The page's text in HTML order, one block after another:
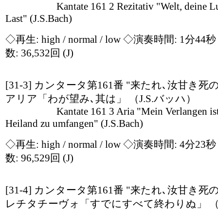
Kantate 161 2 Rezitativ "Welt, deine
Last" (J.S.Bach)
◇再生: high / normal / low ◇演奏時間: 1分44
数: 36,532回 (J)
[31-3] カンタータ第161番 "来たれ､汝甘き
アリア「わが望み､其は」 （J.S.バッハ）
Kantate 161 3 Aria "Mein Verlangen ist
Heiland zu umfangen" (J.S.Bach)
◇再生: high / normal / low ◇演奏時間: 4分23
数: 96,529回 (J)
[31-4] カンタータ第161番 "来たれ､汝甘き
レチタチーヴォ「すでにすべて終わりぬ」